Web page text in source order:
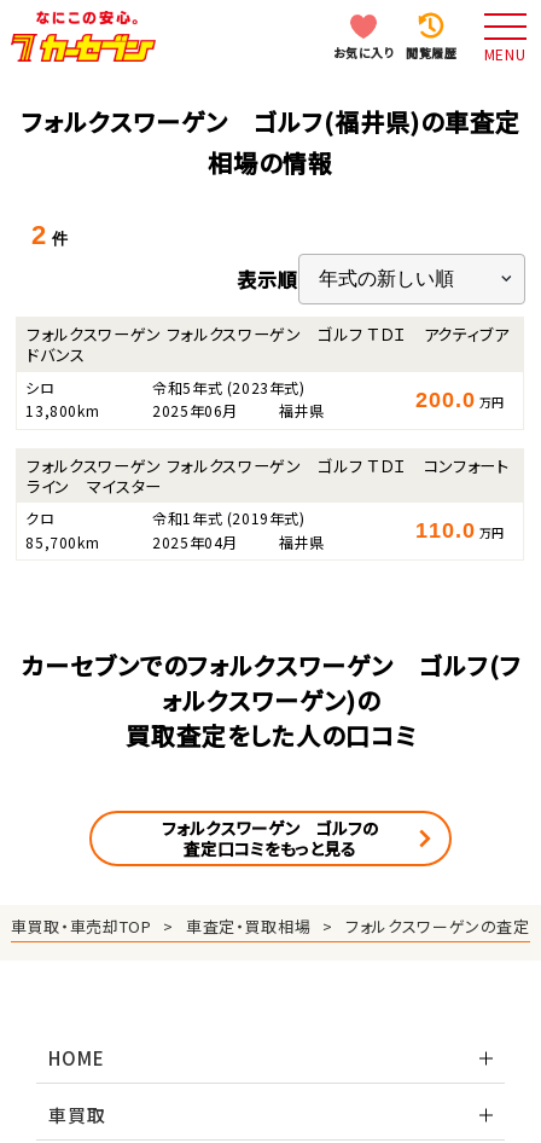
お気に入り 閲覧履歴 MENU
フォルクスワーゲン ゴルフ(福井県)の車査定
相場の情報
2 件
表示順
フォルクスワーゲン フォルクスワーゲン ゴルフ ＴＤＩ アクティブア
ドバンス
シロ 令和5年式 (2023年式)
13,800km
2025年06月 福井県 200.0 万円
フォルクスワーゲン フォルクスワーゲン ゴルフ ＴＤＩ コンフォート
ライン マイスター
クロ 令和1年式 (2019年式)
85,700km
2025年04月 福井県 110.0 万円
カーセブンでのフォルクスワーゲン ゴルフ(フ
ォルクスワーゲン)の
買取査定をした人の口コミ
フォルクスワーゲン ゴルフの
査定口コミをもっと見る
車買取・車売却TOP 車査定・買取相場 フォルクスワーゲンの査定
HOME
車買取